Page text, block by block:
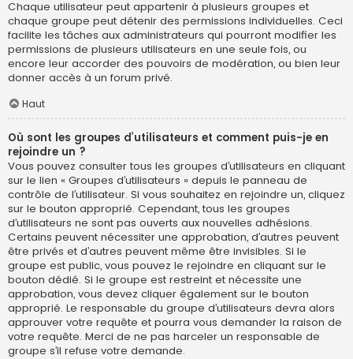
Chaque utilisateur peut appartenir à plusieurs groupes et
chaque groupe peut détenir des permissions individuelles. Ceci
facilite les tâches aux administrateurs qui pourront modifier les
permissions de plusieurs utilisateurs en une seule fois, ou
encore leur accorder des pouvoirs de modération, ou bien leur
donner accès à un forum privé.
Haut
Où sont les groupes d’utilisateurs et comment puis-je en
rejoindre un ?
Vous pouvez consulter tous les groupes d’utilisateurs en cliquant
sur le lien « Groupes d’utilisateurs » depuis le panneau de
contrôle de l’utilisateur. Si vous souhaitez en rejoindre un, cliquez
sur le bouton approprié. Cependant, tous les groupes
d’utilisateurs ne sont pas ouverts aux nouvelles adhésions.
Certains peuvent nécessiter une approbation, d’autres peuvent
être privés et d’autres peuvent même être invisibles. Si le
groupe est public, vous pouvez le rejoindre en cliquant sur le
bouton dédié. Si le groupe est restreint et nécessite une
approbation, vous devez cliquer également sur le bouton
approprié. Le responsable du groupe d’utilisateurs devra alors
approuver votre requête et pourra vous demander la raison de
votre requête. Merci de ne pas harceler un responsable de
groupe s’il refuse votre demande.